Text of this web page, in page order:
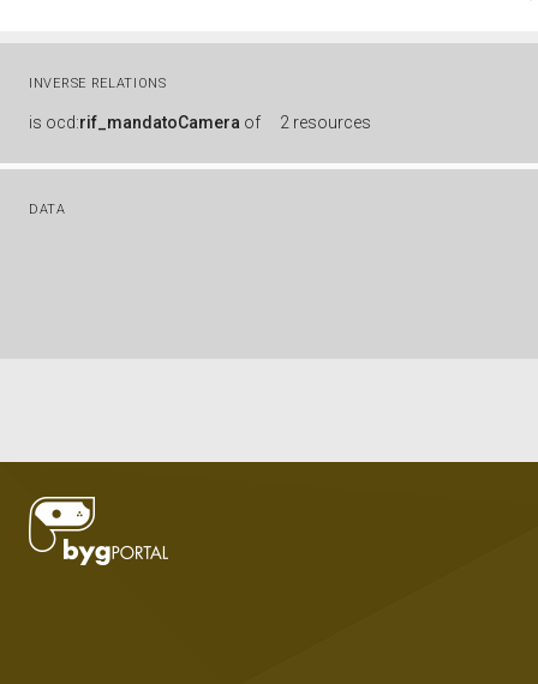
INVERSE RELATIONS
is ocd:rif_mandatoCamera of 2 resources
DATA